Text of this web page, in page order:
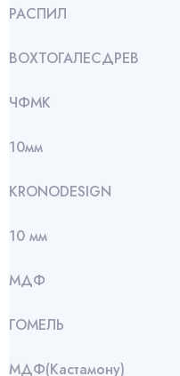
РАСПИЛ
ВОХТОГАЛЕСДРЕВ
ЧФМК
10мм
KRONODESIGN
10 мм
МДФ
ГОМЕЛЬ
МДФ(Кастамону)